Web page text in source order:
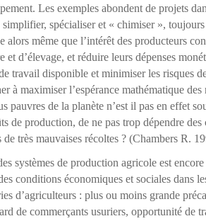
Les exemples abondent de projets
simplifier, spécialiser et « chimiser »,
alors même que l’intérêt des producteurs
et d’élevage, et réduire leurs dépenses
travail disponible et minimiser les risques
à maximiser l’espérance mathématique
pauvres de la planète n’est il pas en effet
de production, de ne pas trop dépendre des
de très mauvaises récoltes ? (Chambers R.
systèmes de production agricole est
conditions économiques et sociales dans
d’agriculteurs : plus ou moins grande
de commerçants usuriers, opportunité de